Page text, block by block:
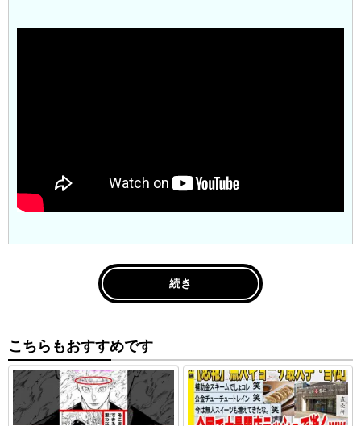
続き
こちらもおすすめです